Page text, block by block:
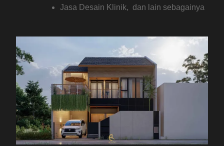
Jasa Desain Klinik, dan lain sebagainya